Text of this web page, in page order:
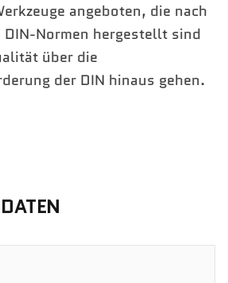
angeboten, die nach
DIN-Normen hergestellt sind
über die
der DIN hinaus gehen.